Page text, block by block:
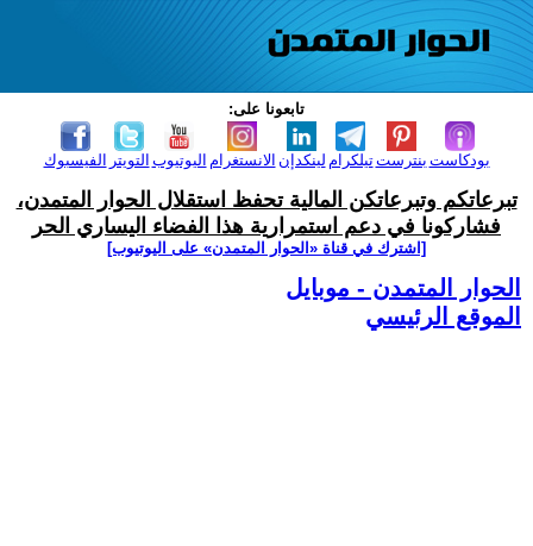
تابعونا على:
الفيسبوك التويتر اليوتيوب الانستغرام لينكدإن تيلكرامبنترست بودكاست
تبرعاتكم وتبرعاتكن المالية تحفظ استقلال الحوار المتمدن،
فشاركونا في دعم استمرارية هذا الفضاء اليساري الحر
[اشترك في قناة ‫«الحوار المتمدن» على اليوتيوب]
الحوار المتمدن - موبايل
الموقع الرئيسي